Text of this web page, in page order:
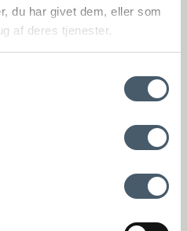
du har givet dem, eller som
af deres tjenester.
Shipping